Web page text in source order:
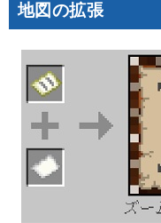
地図の拡張